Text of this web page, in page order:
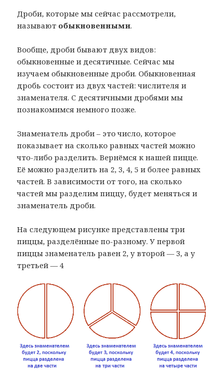
Дроби, которые мы сейчас рассмотрели,
называют обыкновенными.
Вообще, дроби бывают двух видов:
обыкновенные и десятичные. Сейчас мы
изучаем обыкновенные дроби. Обыкновенная
дробь состоит из двух частей: числителя и
знаменателя. С десятичными дробями мы
познакомимся немного позже.
Знаменатель дроби – это число, которое
показывает на сколько равных частей можно
что-либо разделить. Вернёмся к нашей пицце.
Её можно разделить на 2, 3, 4, 5 и более равных
частей. В зависимости от того, на сколько
частей мы разделим пиццу, будет меняться и
знаменатель дроби.
На следующем рисунке представлены три
пиццы, разделённые по-разному. У первой
пиццы знаменатель равен 2, у второй — 3, а у
третьей — 4